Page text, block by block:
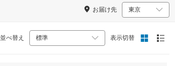
お届け先
並べ替え 表示切替